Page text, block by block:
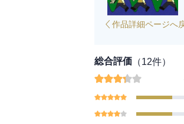
作品詳細ページへ
総合評価 （12件）